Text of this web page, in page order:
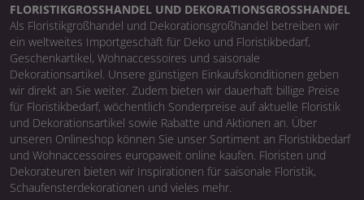
FLORISTIKGROSSHANDEL UND DEKORATIONSGROSSHANDEL
Als Floristikgroßhandel und Dekorationsgroßhandel betreiben wir
ein weltweites Importgeschäft für Deko und Floristikbedarf,
Geschenkartikel, Wohnaccessoires und saisonale
Dekorationsartikel. Unsere günstigen Einkaufskonditionen geben
wir direkt an Sie weiter. Zudem bieten wir dauerhaft billige Preise
für Floristikbedarf, wöchentlich Sonderpreise auf aktuelle Floristik
und Dekorationsartikel sowie Rabatte und Aktionen an. Über
unseren Onlineshop können Sie unser Sortiment an Floristikbedarf
und Wohnaccessoires europaweit online kaufen. Floristen und
Dekorateuren bieten wir Inspirationen für saisonale Floristik,
Schaufensterdekorationen und vieles mehr.